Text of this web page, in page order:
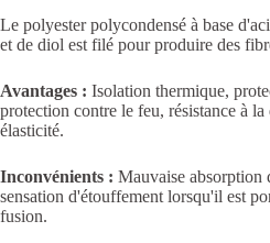
Le polyester polycondensé à base
et de diol est filé pour produire des
Avantages : Isolation thermique,
protection contre le feu, résistance à
élasticité.
Inconvénients : Mauvaise absorption
sensation d'étouffement lorsqu'il est
fusion.